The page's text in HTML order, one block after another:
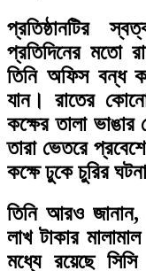
প্রতিষ্ঠানটির
প্রতিদিনের মতো
তিনি অফিস বন্ধ
যান। রাতের
কক্ষের তালা ভাঙার
তারা ভেতরে
কক্ষে ঢুকে চুরির
তিনি আরও
লাখ টাকার
মধ্যে রয়েছে